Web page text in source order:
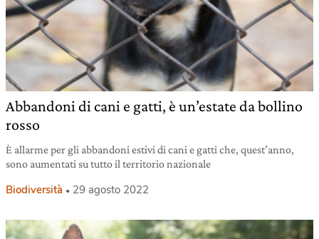
Abbandoni di cani e gatti, è un’estate da bollino
rosso
È allarme per gli abbandoni estivi di cani e gatti che, quest’anno,
sono aumentati su tutto il territorio nazionale
Biodiversità 29 agosto 2022